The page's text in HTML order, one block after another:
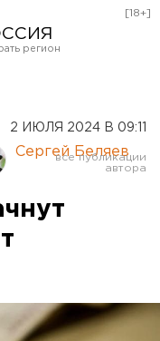
[18+]
2 ИЮЛЯ 2024 В 09:11
Сергей Беляев